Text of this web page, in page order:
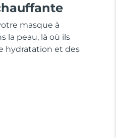
masque à
la peau, là où ils
hydratation et des